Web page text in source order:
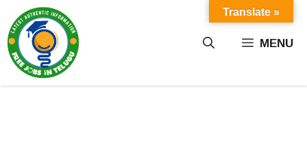
content MENU
Translate »